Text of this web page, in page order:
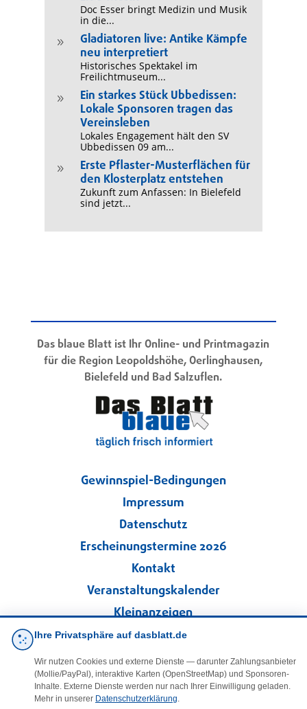
Doc Esser bringt Medizin und Musik
in die...
9
Gladiatoren live: Antike Kämpfe
neu interpretiert
Historisches Spektakel im
Freilichtmuseum...
9
Ein starkes Stück Ubbedissen:
Lokale Sponsoren tragen das
Vereinsleben
Lokales Engagement hält den SV
Ubbedissen 09 am...
9
Erste Pflaster-Musterflächen für
den Klosterplatz entstehen
Zukunft zum Anfassen: In Bielefeld
sind jetzt...
Das blaue Blatt ist Ihr Online- und Printmagazin
für die Region Leopoldshöhe, Oerlinghausen,
Bielefeld und Bad Salzuflen.
Gewinnspiel-Bedingungen
Impressum
Datenschutz
Erscheinungstermine 2026
Kontakt
Veranstaltungskalender
Kleinanzeigen
Folgen Sie uns!
Ihre Privatsphäre auf dasblatt.de
Wir nutzen Cookies und externe Dienste — darunter Zahlungsanbieter
(Mollie/PayPal), interaktive Karten (OpenStreetMap) und Sponsoren-
Inhalte. Externe Dienste werden nur nach Ihrer Einwilligung geladen.
Mehr in unserer Datenschutzerklärung.